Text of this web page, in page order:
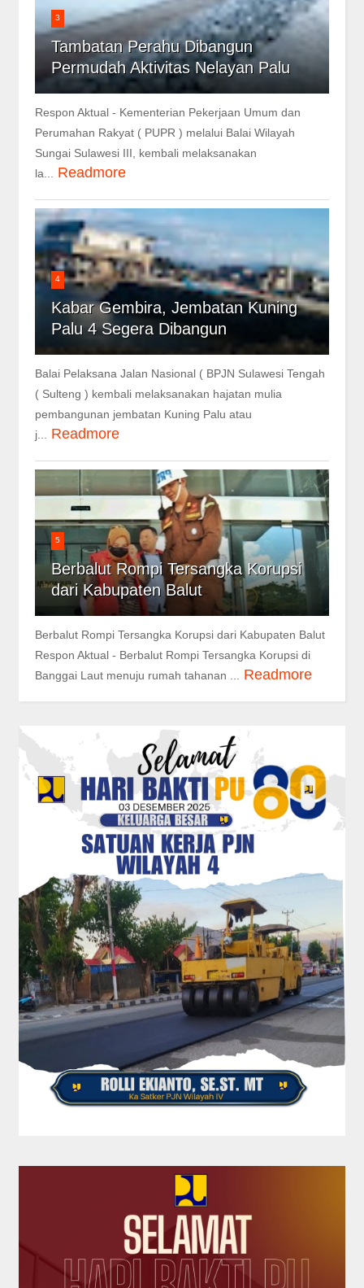
3
Tambatan Perahu Dibangun
Permudah Aktivitas Nelayan Palu
Respon Aktual - Kementerian Pekerjaan Umum dan
Perumahan Rakyat ( PUPR ) melalui Balai Wilayah
Sungai Sulawesi III, kembali melaksanakan
la...
Readmore
4
Kabar Gembira, Jembatan Kuning
Palu 4 Segera Dibangun
Balai Pelaksana Jalan Nasional ( BPJN Sulawesi Tengah
( Sulteng ) kembali melaksanakan hajatan mulia
pembangunan jembatan Kuning Palu atau
j...
Readmore
5
Berbalut Rompi Tersangka Korupsi
dari Kabupaten Balut
Berbalut Rompi Tersangka Korupsi dari Kabupaten Balut
Respon Aktual - Berbalut Rompi Tersangka Korupsi di
Banggai Laut menuju rumah tahanan ...
Readmore